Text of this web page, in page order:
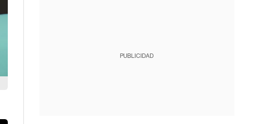
PUBLICIDAD